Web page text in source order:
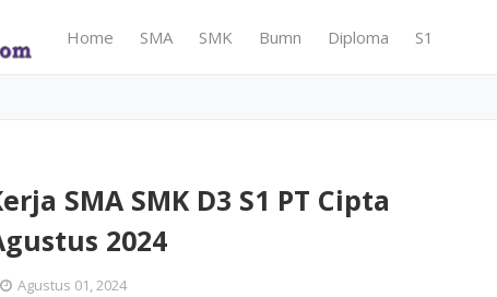
Home SMA SMK Bumn Diploma S1
SMA SMK D3 S1 PT Cipta
2024
Agustus 01, 2024